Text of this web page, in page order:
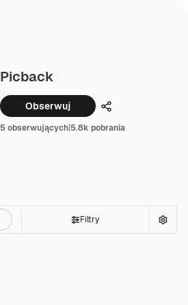
Picback
Obserwuj Udostępnij
5 obserwujących|5.8k pobrania
Filtry